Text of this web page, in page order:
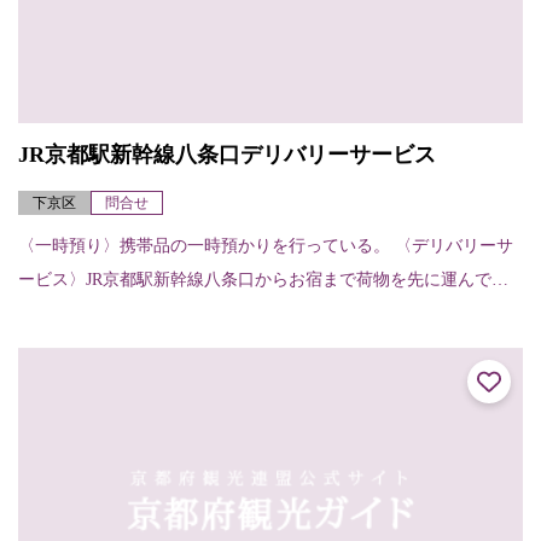
JR京都駅新幹線八条口デリバリーサービス
下京区 問合せ
〈一時預り〉携帯品の一時預かりを行っている。 〈デリバリーサ
ービス〉JR京都駅新幹線八条口からお宿まで荷物を先に運んでく
み・受け取りの方法...